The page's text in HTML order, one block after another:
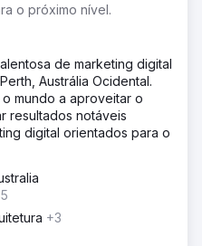
o próximo nível.
de marketing digital
Austrália Ocidental.
mundo a aproveitar o
resultados notáveis
digital orientados para o
+3